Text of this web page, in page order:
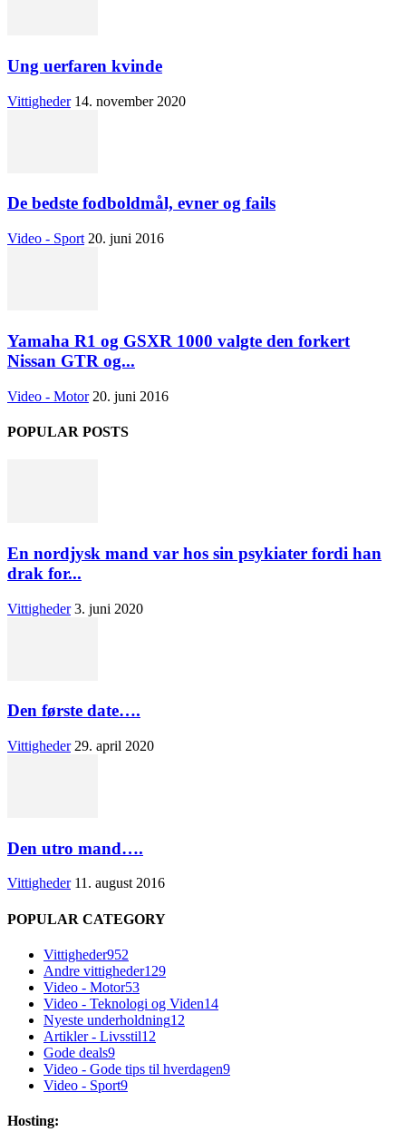
Ung uerfaren kvinde
Vittigheder 14. november 2020
De bedste fodboldmål, evner og fails
Video - Sport 20. juni 2016
Yamaha R1 og GSXR 1000 valgte den forkert
Nissan GTR og...
Video - Motor 20. juni 2016
POPULAR POSTS
En nordjysk mand var hos sin psykiater fordi han
drak for...
Vittigheder 3. juni 2020
Den første date….
Vittigheder 29. april 2020
Den utro mand….
Vittigheder 11. august 2016
POPULAR CATEGORY
Vittigheder952
Andre vittigheder129
Video - Motor53
Video - Teknologi og Viden14
Nyeste underholdning12
Artikler - Livsstil12
Gode deals9
Video - Gode tips til hverdagen9
Video - Sport9
Hosting: